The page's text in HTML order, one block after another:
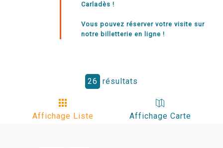
Carladès !
Vous pouvez réserver votre visite sur
notre billetterie en ligne !
26 résultats
Affichage Liste Affichage Carte